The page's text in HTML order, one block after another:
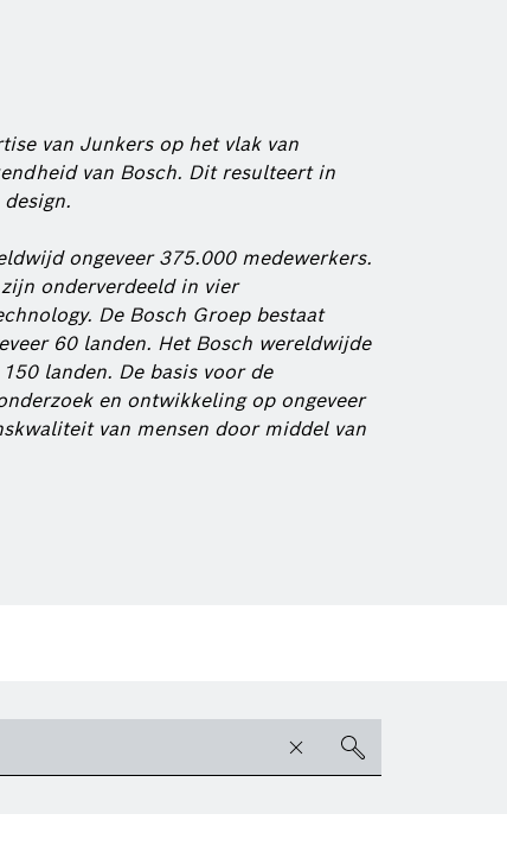
van Junkers op het vlak van
van Bosch. Dit resulteert in
ongeveer 375.000 medewerkers.
onderverdeeld in vier
De Bosch Groep bestaat
60 landen. Het Bosch wereldwijde
landen. De basis voor de
en ontwikkeling op ongeveer
van mensen door middel van